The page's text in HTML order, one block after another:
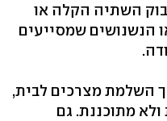
השתיה הקלה או
הנשנושים שמסייעים
השלמת מצרכים לבית,
מתוכננת. גם